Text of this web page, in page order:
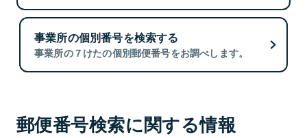
事業所の個別番号を検索する
事業所の７けたの個別郵便番号をお調べします。
郵便番号検索に関する情報